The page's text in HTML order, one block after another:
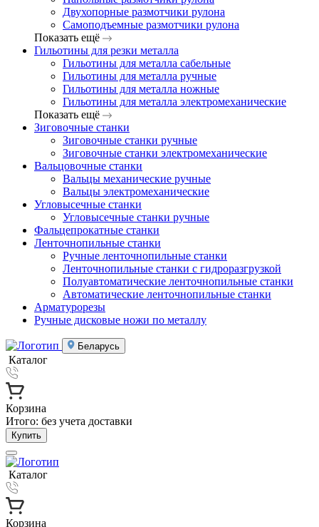
Двухопорные размотчики рулона
Самоподъемные размотчики рулона
Показать ещё
Гильотины для резки металла
Гильотины для металла сабельные
Гильотины для металла ручные
Гильотины для металла ножные
Гильотины для металла электромеханические
Показать ещё
Зиговочные станки
Зиговочные станки ручные
Зиговочные станки электромеханические
Вальцовочные станки
Вальцы механические ручные
Вальцы электромеханические
Угловысечные станки
Угловысечные станки ручные
Фальцепрокатные станки
Ленточнопильные станки
Ручные ленточнопильные станки
Ленточнопильные станки с гидроразгрузкой
Полуавтоматические ленточнопильные станки
Автоматические ленточнопильные станки
Арматурорезы
Ручные дисковые ножи по металлу
Беларусь
Каталог
Корзина
Итого: без учета доставки
Купить
Каталог
Корзина